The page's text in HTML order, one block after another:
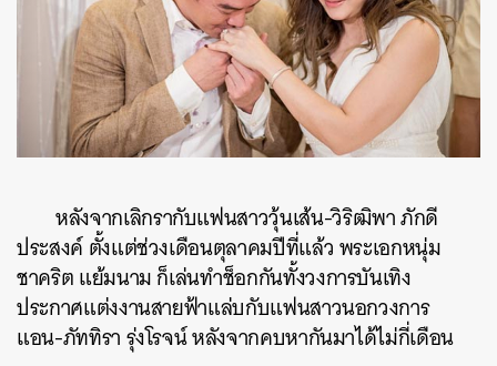
หลังจากเลิกรากับแฟนสาววุ้นเส้น-วิริฒิพา ภักดี
ประสงค์ ตั้งแต่ช่วงเดือนตุลาคมปีที่แล้ว พระเอกหนุ่ม
ชาคริต แย้มนาม ก็เล่นทำช็อกกันทั้งวงการบันเทิง
ประกาศแต่งงานสายฟ้าแล่บกับแฟนสาวนอกวงการ
แอน-ภัททิรา รุ่งโรจน์ หลังจากคบหากันมาได้ไม่กี่เดือน